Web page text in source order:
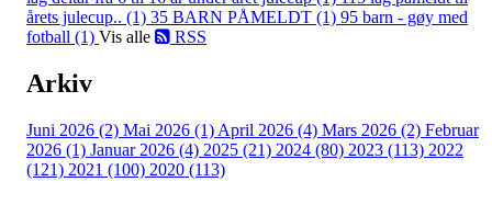
årets julecup.. (1) 35 BARN PÅMELDT (1) 95 barn - gøy med
fotball (1) Vis alle RSS
Arkiv
Juni 2026 (2) Mai 2026 (1) April 2026 (4) Mars 2026 (2) Februar
2026 (1) Januar 2026 (4) 2025 (21) 2024 (80) 2023 (113) 2022
(121) 2021 (100) 2020 (113)